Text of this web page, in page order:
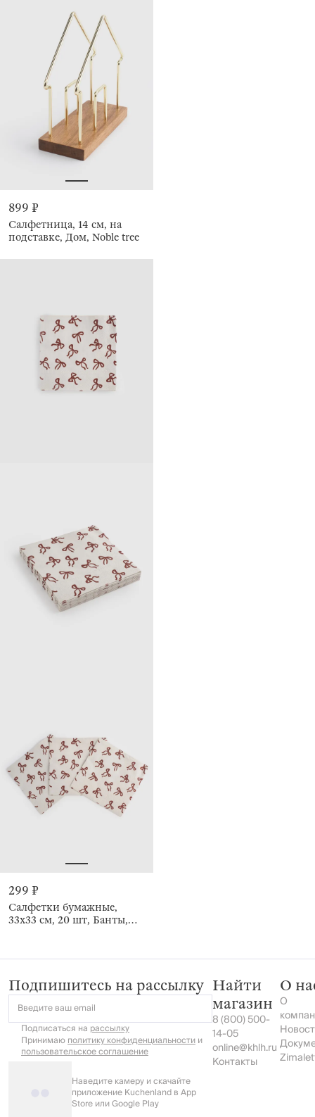
899 ₽
Салфетница, 14 см, на
подставке, Дом, Noble tree
299 ₽
Салфетки бумажные,
33х33 см, 20 шт, Банты,
Подпишитесь на рассылку
Введите ваш email
Подписаться на рассылку
Принимаюполитику конфиденциальностии
пользовательское соглашение
Наведите камеру и скачайте
приложение Kuchenland в App
Store или Google Play
Найти
магазин
8 (800) 500-
14-05
online@khlh.ru
Контакты
О
О